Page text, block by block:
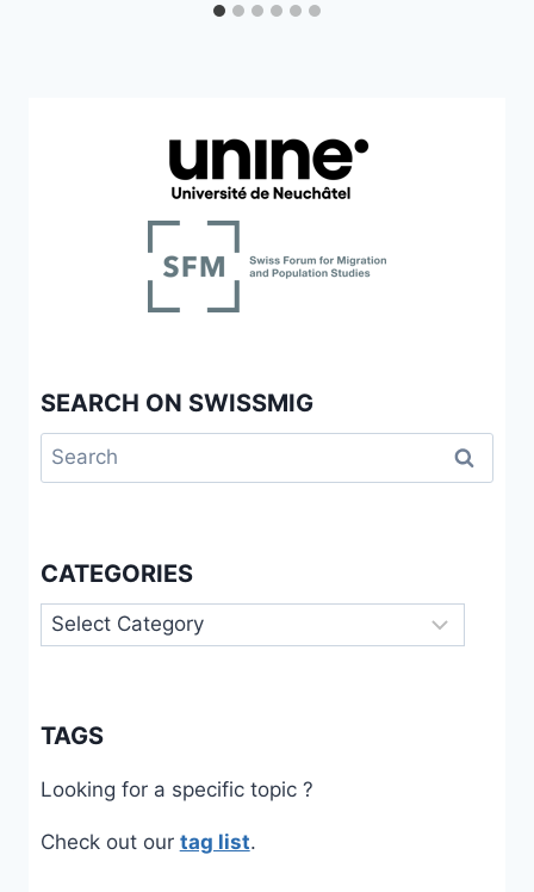
SEARCH ON SWISSMIG
Search
for:
CATEGORIES
Categories
TAGS
Looking for a specific topic ?
Check out our tag list.